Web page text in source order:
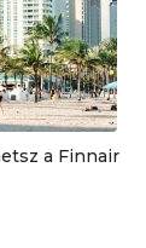
a Finnair